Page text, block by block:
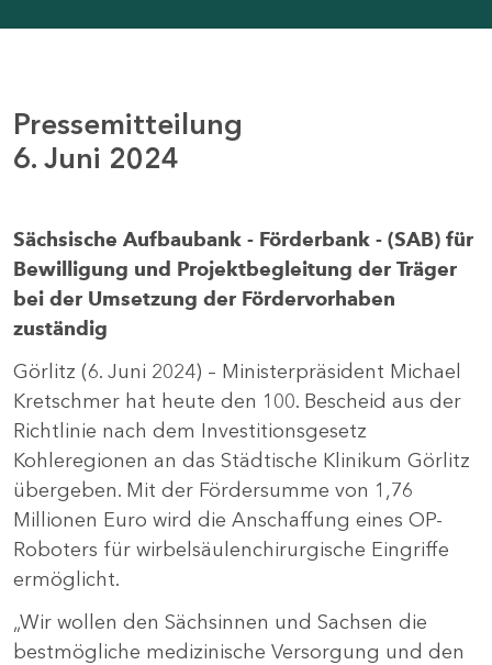
Pressemitteilung
6. Juni 2024
Sächsische Aufbaubank - Förderbank - (SAB) für
Bewilligung und Projektbegleitung der Träger
bei der Umsetzung der Fördervorhaben
zuständig
Görlitz (6. Juni 2024) – Ministerpräsident Michael
Kretschmer hat heute den 100. Bescheid aus der
Richtlinie nach dem Investitionsgesetz
Kohleregionen an das Städtische Klinikum Görlitz
übergeben. Mit der Fördersumme von 1,76
Millionen Euro wird die Anschaffung eines OP-
Roboters für wirbelsäulenchirurgische Eingriffe
ermöglicht.
„Wir wollen den Sächsinnen und Sachsen die
bestmögliche medizinische Versorgung und den